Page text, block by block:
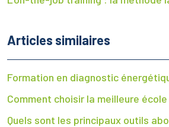
Articles similaires
Formation en diagnostic
Comment choisir la meilleure
Quels sont les principaux outils